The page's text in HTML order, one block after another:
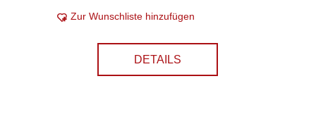
Zur Wunschliste hinzufügen
DETAILS